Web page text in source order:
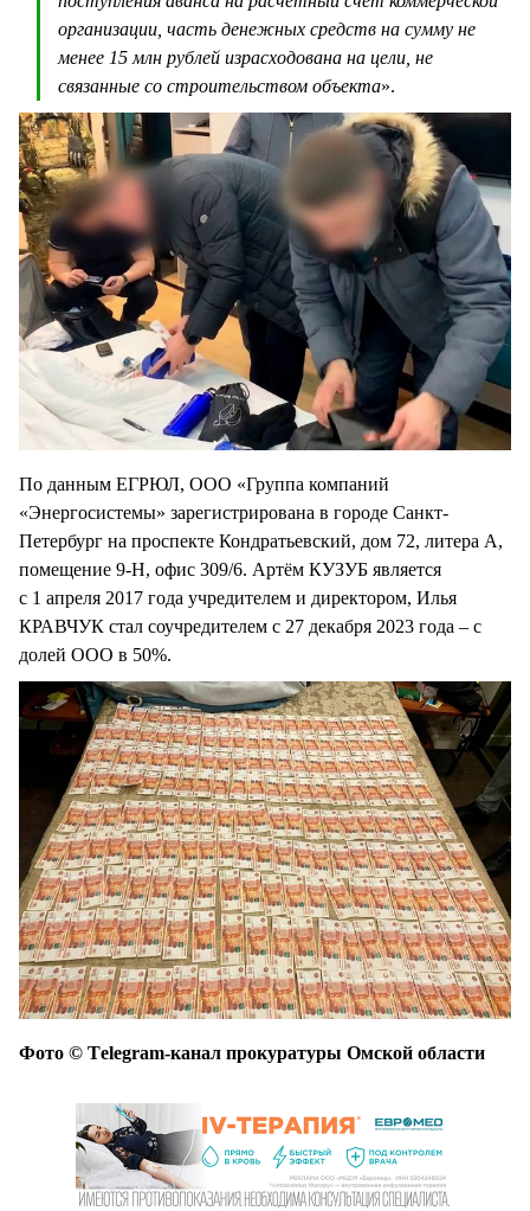
организации, часть денежных средств на сумму не
менее 15 млн рублей израсходована на цели, не
связанные со строительством объекта».
По данным ЕГРЮЛ, ООО «Группа компаний
«Энергосистемы» зарегистрирована в городе Санкт-
Петербург на проспекте Кондратьевский, дом 72, литера А,
помещение 9-Н, офис 309/6. Артём КУЗУБ является
с 1 апреля 2017 года учредителем и директором, Илья
КРАВЧУК стал соучредителем с 27 декабря 2023 года – с
долей ООО в 50%.
Фото © Тelegram-канал прокуратуры Омской области